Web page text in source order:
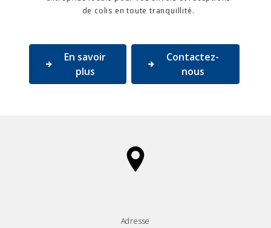
de colis en toute tranquillité.
En savoir
plus
Contactez-
nous
Adresse